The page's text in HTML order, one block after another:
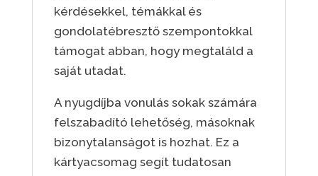
kérdésekkel, témákkal és
gondolatébresztő szempontokkal
támogat abban, hogy megtaláld a
saját utadat.
A nyugdíjba vonulás sokak számára
felszabadító lehetőség, másoknak
bizonytalanságot is hozhat. Ez a
kártyacsomag segít tudatosan